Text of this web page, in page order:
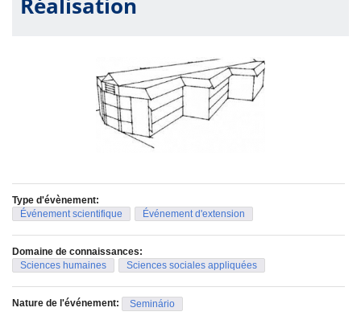
Type d'évènement:
Événement scientifique
Événement d'extension
Domaine de connaissances:
Sciences humaines
Sciences sociales appliquées
Nature de l'événement: Seminário